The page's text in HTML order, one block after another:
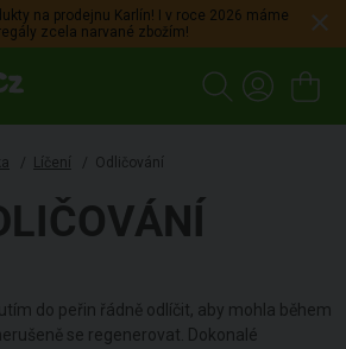
na prodejnu Karlín! I v roce 2026 máme
zcela narvané zbožím!
/ Líčení / Odličování
do peřin řádně odlíčit, aby mohla během
se regenerovat. Dokonalé